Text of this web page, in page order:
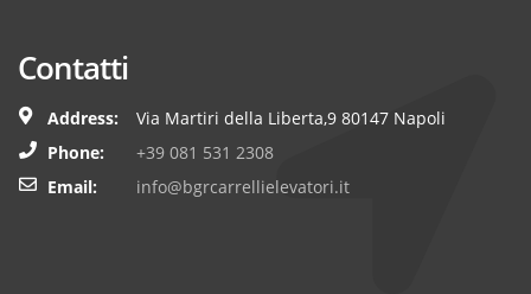
Contatti
Address:
Via Martiri della Liberta,9 80147 Napoli
Phone:
+39 081 531 2308
Email:
info@bgrcarrellielevatori.it